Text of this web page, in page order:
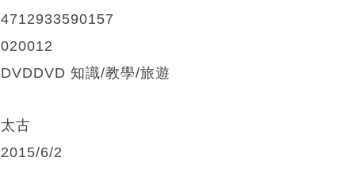
4712933590157
020012
DVDDVD 知識/教學/旅遊
太古
2015/6/2